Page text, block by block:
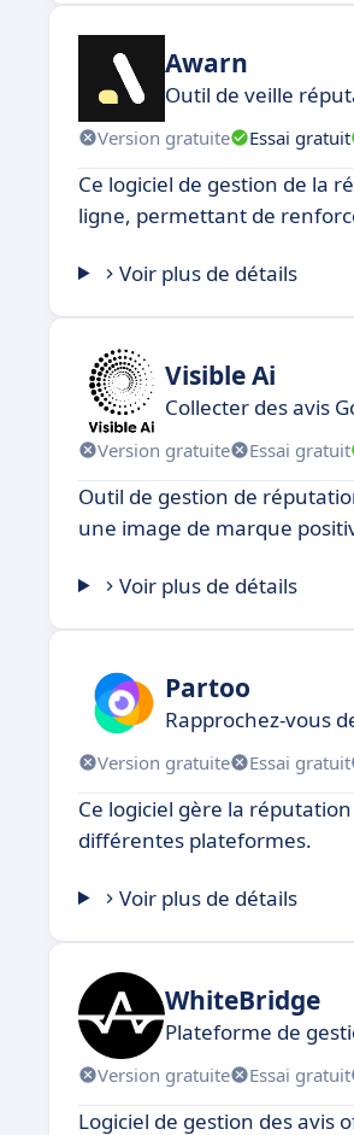
Awarn
Outil de veille
Version gratuite Essai gratuit
Ce logiciel de gestion de la
ligne, permettant de
Voir plus de détails
Visible Ai
Collecter des avis
Version gratuite Essai gratuit
Outil de gestion de
une image de marque
Voir plus de détails
Partoo
Rapprochez-vous
Version gratuite Essai gratuit
Ce logiciel gère la
différentes plateformes.
Voir plus de détails
WhiteBridge
Plateforme de
Version gratuite Essai gratuit
Logiciel de gestion des avis